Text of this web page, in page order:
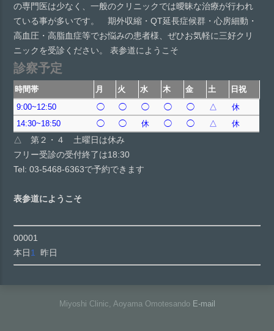
の専門医は少なく、一般のクリニックでは曖昧な治療が行われ
ている事が多いです。 期外収縮・QT延長症候群・心房細動・
高血圧・高脂血症等でお悩みの患者様、ぜひお気軽に三好クリ
ニックを受診ください。 表参道にようこそ
診察予定
時間帯 月 火 水 木 金 土
日祝
9:00~12:50
◯ ◯ ◯ ◯ ◯ △
休
14:30~18:50
◯ ◯ 休 ◯ ◯ △ 休
△ 第２・４ 土曜日は休み
フリー受診の受付終了は18:30
Tel: 03-5468-6363で予約できます
表参道にようこそ
00001
本日1 昨日
Miyoshi Clinic, Aoyama Omotesando E-mail